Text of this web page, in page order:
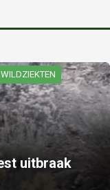
WILDZIEKTEN
uitbraak